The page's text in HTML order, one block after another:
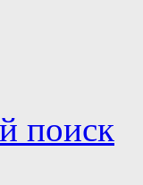
поиск